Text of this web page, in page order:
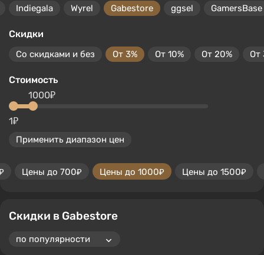
Indiegala Wyrel Gabestore ggsel GamersBase
Скидки
Со скидками и без От 3% От 10% От 20% От
Стоимость
1₽
1000₽
Применить диапазон цен
Цены до 700₽ Цены до 1000₽ Цены до 1500₽
Скидки в Gabestore